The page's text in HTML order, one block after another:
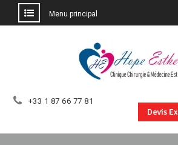
Menu principal
+33 1 87 66 77 81
Devis